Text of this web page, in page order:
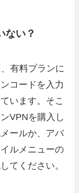
ない？
有料プランに
コードを入力
います。そこ
VPNを購入し
ールか、アバ
ルメニューの
てください。